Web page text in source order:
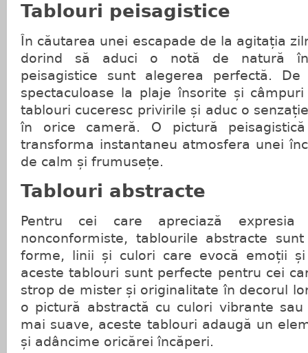
Tablouri peisagistice
În căutarea unei escapade de la agitația
dorind să aduci o notă de natură în
peisagistice sunt alegerea perfectă.
spectaculoase la plaje însorite și
tablouri cuceresc privirile și aduc o
în orice cameră. O pictură
transforma instantaneu atmosfera unei
de calm și frumusețe.
Tablouri abstracte
Pentru cei care apreciază
nonconformiste, tablourile abstracte
forme, linii și culori care evocă emoții
aceste tablouri sunt perfecte pentru cei
strop de mister și originalitate în decorul
o pictură abstractă cu culori vibrante
mai suave, aceste tablouri adaugă un
și adâncime oricărei încăperi.